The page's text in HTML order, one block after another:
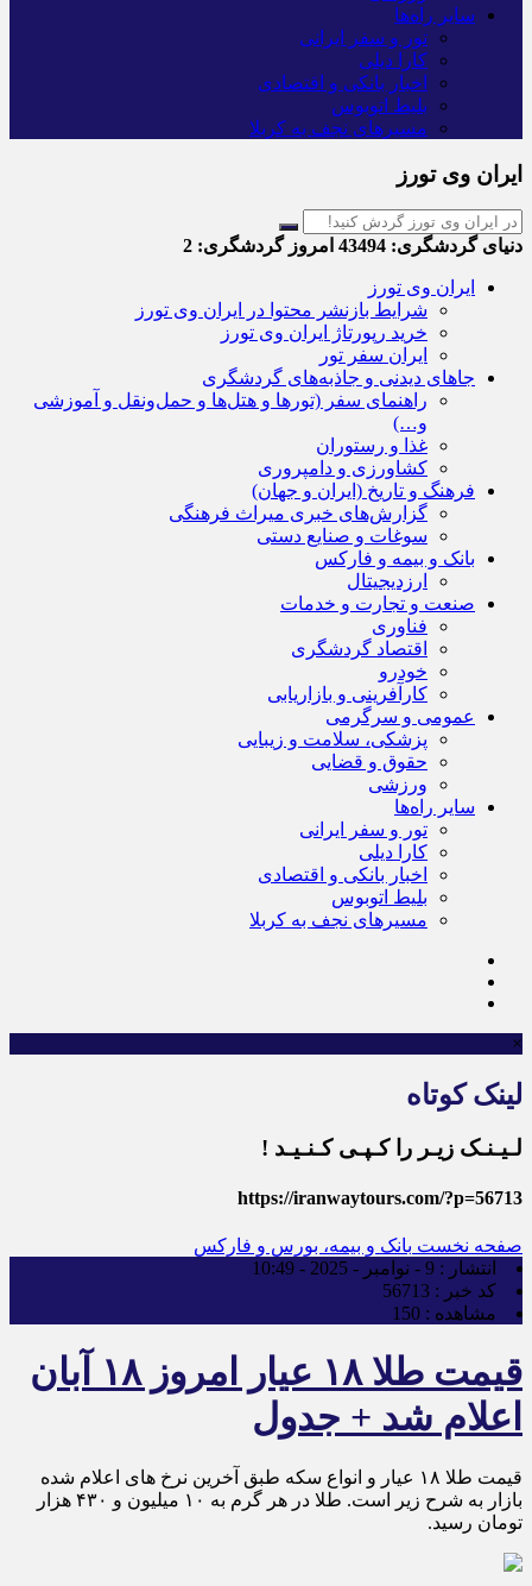
سایر راه‌ها
تور و سفر ایرانی
کارا دیلی
اخبار بانکی و اقتصادی
بلیط اتوبوس
مسیرهای نجف به کربلا
ایران وی تورز
دنیای گردشگری: امروز گردشگری:
ایران وی تورز
شرایط بازنشر محتوا در ایران وی تورز
خرید رپورتاژ ایران وی تورز
ایران سفر تور
جاهای دیدنی و جاذبه‌های گردشگری
راهنمای سفر (تورها و هتل‌ها و حمل‌و‌نقل و آموزشی
و…)
غذا و رستوران
کشاورزی و دامپروری
فرهنگ و تاریخ (ایران و جهان)
گزارش‌های خبری میراث فرهنگی
سوغات و صنایع دستی
بانک و بیمه و فارکس
ارزدیجیتال
صنعت و تجارت و خدمات
فناوری
اقتصاد گردشگری
خودرو
کارآفرینی و بازاریابی
عمومی و سرگرمی
پزشکی، سلامت و زیبایی
حقوق و قضایی
ورزشی
سایر راه‌ها
تور و سفر ایرانی
کارا دیلی
اخبار بانکی و اقتصادی
بلیط اتوبوس
مسیرهای نجف به کربلا
×
لینک کوتاه
لـیـنـک زیـر را کـپـی کـنـیـد !
https://iranwaytours.com/?p=56713
صفحه نخست بانک و بیمه، بورس و فارکس
انتشار : 9 - نوامبر - 2025 - 10:49
کد خبر : 56713
مشاهده : 150
قیمت طلا ۱۸ عیار امروز ۱۸ آبان
اعلام شد + جدول
قیمت طلا ۱۸ عیار و انواع سکه طبق آخرین نرخ های اعلام شده
بازار به شرح زیر است. طلا در هر گرم به ۱۰ میلیون و ۴۳۰ هزار
تومان رسید.